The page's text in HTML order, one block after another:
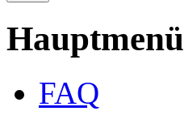
Hauptmenü
FAQ